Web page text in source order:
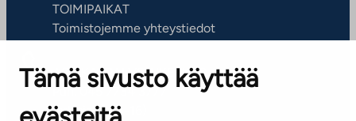
Tämä sivusto käyttää
TOIMIPAIKAT
Toimistojemme yhteystiedot
ASIAKASPALVELUKESKUS
Puh. 045 7734 3777
(arkisin klo 8-16)